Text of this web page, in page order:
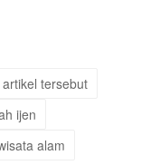
tersebut
ijen
alam